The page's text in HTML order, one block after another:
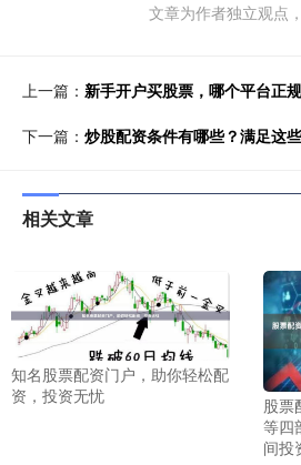
文章为作者独立观点
上一篇： 新手开户买股票，哪个平台正
下一篇： 炒股配资条件有哪些？满足这
相关文章
知名股票配资门户，助你轻松配
资，投资无忧
股票
等四
间投